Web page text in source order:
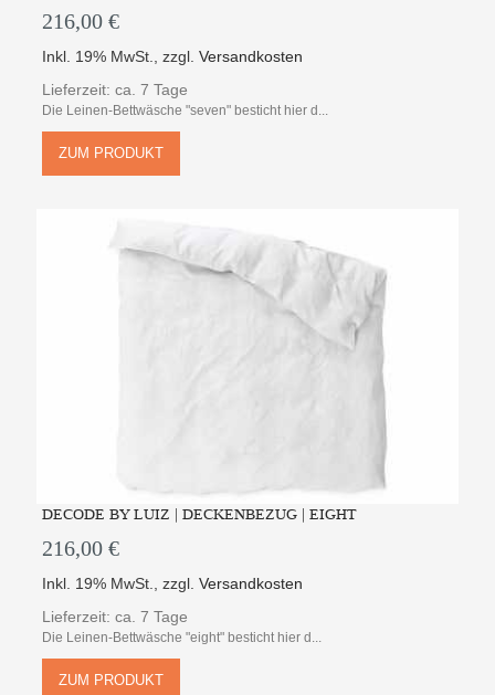
216,00 €
Inkl. 19% MwSt. ,zzgl.Versandkosten
Lieferzeit: ca. 7 Tage
Die Leinen-Bettwäsche "seven" besticht hier d...
ZUM PRODUKT
DECODE BY LUIZ | DECKENBEZUG | EIGHT
216,00 €
Inkl. 19% MwSt. ,zzgl.Versandkosten
Lieferzeit: ca. 7 Tage
Die Leinen-Bettwäsche "eight" besticht hier d...
ZUM PRODUKT